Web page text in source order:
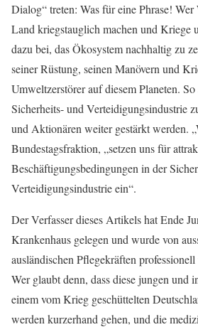
Dialog“ treten: Was für eine Phrase!
Land kriegstauglich machen und Kriege
dazu bei, das Ökosystem nachhaltig zu
seiner Rüstung, seinen Manövern und
Umweltzerstörer auf diesem Planeten.
Sicherheits- und Verteidigungsindustrie
und Aktionären weiter gestärkt werden.
Bundestagsfraktion, „setzen uns für
Beschäftigungsbedingungen in der
Verteidigungsindustrie ein“.
Der Verfasser dieses Artikels hat Ende
Krankenhaus gelegen und wurde von
ausländischen Pflegekräften
Wer glaubt denn, dass diese jungen und
einem vom Krieg geschüttelten
werden kurzerhand gehen, und die